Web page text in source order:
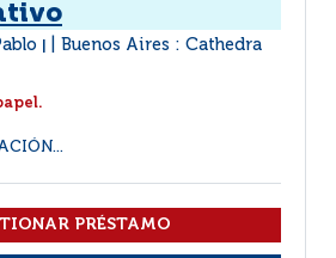
Buenos Aires : Cathedra